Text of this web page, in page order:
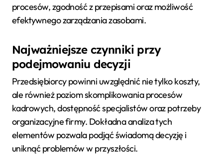
procesów, zgodność z przepisami oraz możliwość
efektywnego zarządzania zasobami.
Najważniejsze czynniki przy
podejmowaniu decyzji
Przedsiębiorcy powinni uwzględnić nie tylko koszty,
ale również poziom skomplikowania procesów
kadrowych, dostępność specjalistów oraz potrzeby
organizacyjne firmy. Dokładna analiza tych
elementów pozwala podjąć świadomą decyzję i
uniknąć problemów w przyszłości.